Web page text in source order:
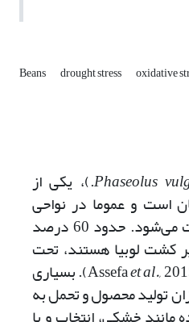
Beans drought stress oxidative
PhaseolusL.)، یکی از
است و عموما در نواحی
خشک و نیمه‌خشک کشت می‌شود. حدود 60 درصد
کشت لوبیا هستند، تحت
et al., 2015). بسیاری
تولید محصول و تحمل به